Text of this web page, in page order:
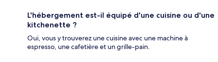
L'hébergement est-il équipé d'une cuisine ou d'une
kitchenette ?
Oui, vous y trouverez une cuisine avec une machine à
espresso, une cafetière et un grille-pain.